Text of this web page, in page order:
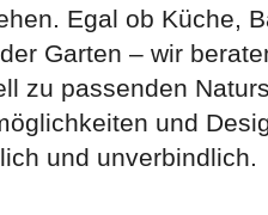
Egal ob Küche,
Garten – wir
zu passenden
und
und unverbindlich.